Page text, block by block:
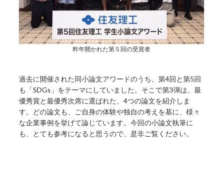
昨年開かれた第５回の受賞者
過去に開催された同小論文アワードのうち、第4回と第5回
も「SDGs」をテーマにしていました。そこで第3弾は、最
優秀賞と最優秀次席に選ばれた、4つの論文を紹介しま
す。どの論文も、ご自身の体験や独自の考えを基に、様々
な企業事例を挙げて論じています。今回の小論文執筆に
も、とても参考になると思うので、是非ご覧ください。